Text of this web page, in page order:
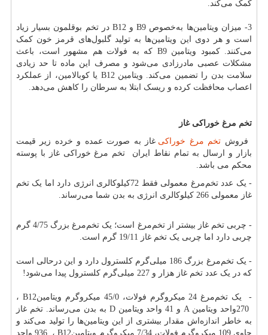
کمک می‌کند
3- میزان ویتامین‌ها به‌خصوص B9 و B12در تخم بوقلمون بسیار زیاد
است و هر دوی این ویتامین‌ها به تولید گلبول‌های قرمز خون کمک
می‌کنند. کمبود ویتامین B9 که به فولات هم مشهور است، باعث
مشکلات عصبی مادرزادی می‌شود و مصرف این ماده تا حد زیادی
سلامت بدن را تضمین می‌کند. ویتامین B12 یا کوبالامین، از عملکرد
اعصاب محافظت کرده و ریسک ابتلا به سرطان را کاهش می‌دهد.
تخم مرغ خوراکی غاز
فروش تخم مرغ خوراکی غاز به صورت عمده و خرده زیر قیمت
بازار و ارسال به تمام نقاط ایران تخم مرغ خوراکی غاز با پوسته
محکم می باشد.
- یک عدد تخم‌مرغ معمولی فقط 72کیلوکالری انرژی دارد اما یک تخم
غاز معمولی 266 کیلوکالری انرژی به بدن شما می‌رساند.
- چربی تخم غاز بیشتر از تخم‌مرغ است؛ یک تخم‌مرغ بزرگ 4/75 گرم
چربی دارد اما چربی یک تخم غاز 19/11 گرم است.
- یک تخم‌مرغ بزرگ 186 میلی‌گرم کلسترول دارد و این درحالی است
که در یک عدد تخم غاز هزار و 227 میلی‌گرم کلسترول پیدا می‌شود
!
- یک تخم‌مرغ 24 میکروگرم فولات، 45/0 میکروگرم ویتامین B12 ،
270واحد ویتامین A و 41 واحد ویتامین D به بدن می‌رساند. تخم غاز
به خاطر اندازه‌اش مقدار بیشتری از این ویتامین‌ها را تولید می‌کند و
حاوی 109 میکروگرم فولات، 7/34 میکروگرم ویتامین
B12 ، 936واحد